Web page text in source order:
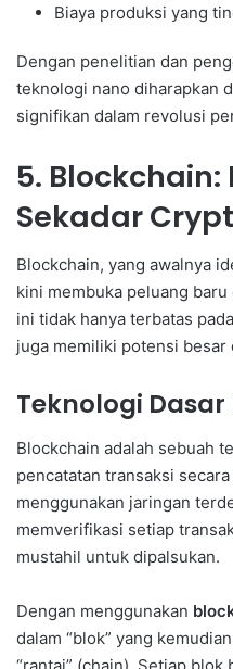
Biaya produksi yang
Dengan penelitian dan
teknologi nano diharapkan
signifikan dalam revolusi
5. Blockchain:
Sekadar
Blockchain, yang awalnya
kini membuka peluang
ini tidak hanya terbatas
juga memiliki potensi besar
Teknologi
Blockchain adalah sebuah
pencatatan transaksi
menggunakan jaringan
memverifikasi setiap
mustahil untuk dipalsukan.
Dengan menggunakan
dalam “blok” yang